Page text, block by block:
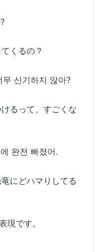
くるの？
신기하지 않아?
るって、すごくな
완전 빠졌어.
にどハマりしてる
現です。